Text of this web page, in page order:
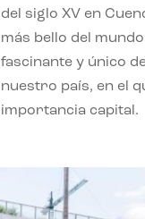
del siglo XV en
más bello del
fascinante y único
nuestro país, en el
importancia capital.